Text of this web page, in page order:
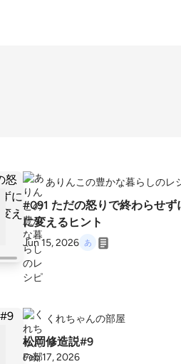
ありんこの豊かな暮らしのレ
#091 ただの怒りで終わらせず
に変えるヒント
Jun 15, 2026
くれちゃんの部屋
松岡修造説#9
Feb 17, 2026